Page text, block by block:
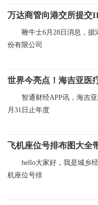
万达商管向港交所提交
鞭牛士6月28日消息，
份有限公司
智通财经APP讯，海吉
月31日止年度
hello大家好，我是城乡
机座位号排